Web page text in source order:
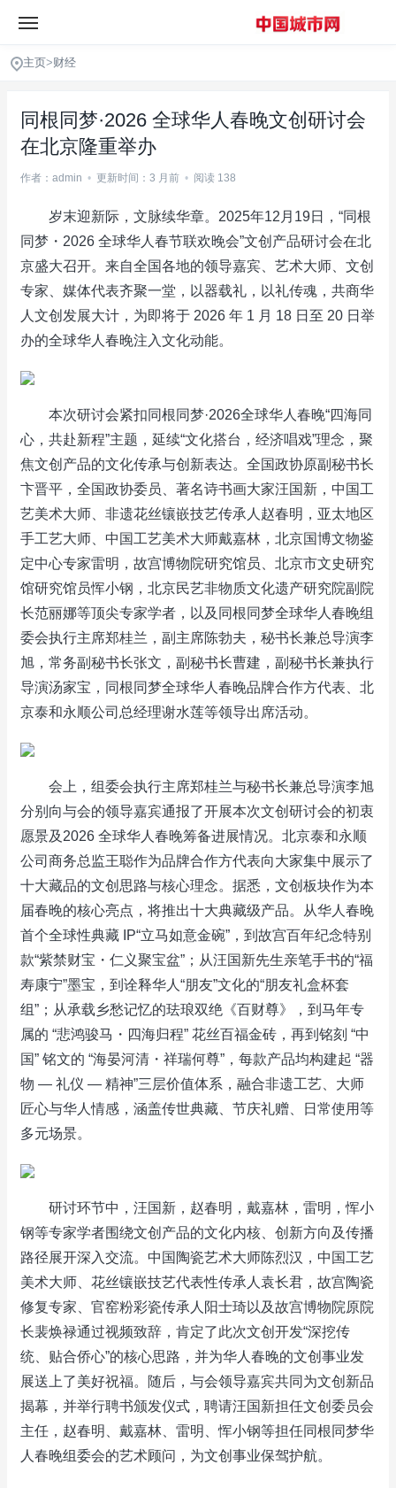
主页>财经
同根同梦·2026 全球华人春晚文创研讨会
在北京隆重举办
作者：admin • 更新时间：3 月前 • 阅读 138
岁末迎新际，文脉续华章。2025年12月19日，“同根
同梦・2026 全球华人春节联欢晚会”文创产品研讨会在北
京盛大召开。来自全国各地的领导嘉宾、艺术大师、文创
专家、媒体代表齐聚一堂，以器载礼，以礼传魂，共商华
人文创发展大计，为即将于 2026 年 1 月 18 日至 20 日举
办的全球华人春晚注入文化动能。
本次研讨会紧扣同根同梦·2026全球华人春晚“四海同
心，共赴新程”主题，延续“文化搭台，经济唱戏”理念，聚
焦文创产品的文化传承与创新表达。全国政协原副秘书长
卞晋平，全国政协委员、著名诗书画大家汪国新，中国工
艺美术大师、非遗花丝镶嵌技艺传承人赵春明，亚太地区
手工艺大师、中国工艺美术大师戴嘉林，北京国博文物鉴
定中心专家雷明，故宫博物院研究馆员、北京市文史研究
馆研究馆员恽小钢，北京民艺非物质文化遗产研究院副院
长范丽娜等顶尖专家学者，以及同根同梦全球华人春晚组
委会执行主席郑桂兰，副主席陈勃夫，秘书长兼总导演李
旭，常务副秘书长张文，副秘书长曹建，副秘书长兼执行
导演汤家宝，同根同梦全球华人春晚品牌合作方代表、北
京泰和永顺公司总经理谢水莲等领导出席活动。
会上，组委会执行主席郑桂兰与秘书长兼总导演李旭
分别向与会的领导嘉宾通报了开展本次文创研讨会的初衷
愿景及2026 全球华人春晚筹备进展情况。北京泰和永顺
公司商务总监王聪作为品牌合作方代表向大家集中展示了
十大藏品的文创思路与核心理念。据悉，文创板块作为本
届春晚的核心亮点，将推出十大典藏级产品。从华人春晚
首个全球性典藏 IP“立马如意金碗”，到故宫百年纪念特别
款“紫禁财宝・仁义聚宝盆”；从汪国新先生亲笔手书的“福
寿康宁”墨宝，到诠释华人“朋友”文化的“朋友礼盒杯套
组”；从承载乡愁记忆的珐琅双绝《百财尊》，到马年专
属的 “悲鸿骏马・四海归程” 花丝百福金砖，再到铭刻 “中
国” 铭文的 “海晏河清・祥瑞何尊”，每款产品均构建起 “器
物 — 礼仪 — 精神”三层价值体系，融合非遗工艺、大师
匠心与华人情感，涵盖传世典藏、节庆礼赠、日常使用等
多元场景。
研讨环节中，汪国新，赵春明，戴嘉林，雷明，恽小
钢等专家学者围绕文创产品的文化内核、创新方向及传播
路径展开深入交流。中国陶瓷艺术大师陈烈汉，中国工艺
美术大师、花丝镶嵌技艺代表性传承人袁长君，故宫陶瓷
修复专家、官窑粉彩瓷传承人阳士琦以及故宫博物院原院
长裴焕禄通过视频致辞，肯定了此次文创开发“深挖传
统、贴合侨心”的核心思路，并为华人春晚的文创事业发
展送上了美好祝福。随后，与会领导嘉宾共同为文创新品
揭幕，并举行聘书颁发仪式，聘请汪国新担任文创委员会
主任，赵春明、戴嘉林、雷明、恽小钢等担任同根同梦华
人春晚组委会的艺术顾问，为文创事业保驾护航。